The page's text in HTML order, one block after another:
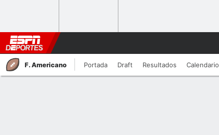
F. Americano Portada Draft Resultados Calendario